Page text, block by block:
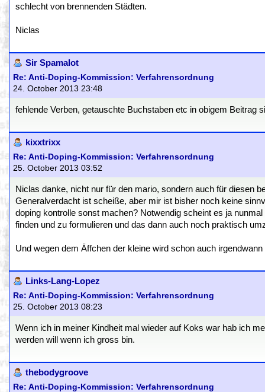
schlecht von brennenden Städten.
Niclas
Sir Spamalot
Re: Anti-Doping-Kommission: Verfahrensordnung
24. October 2013 23:48
fehlende Verben, getauschte Buchstaben etc in obigem Beitrag
kixxtrixx
Re: Anti-Doping-Kommission: Verfahrensordnung
25. October 2013 03:52
Niclas danke, nicht nur für den mario, sondern auch für diesen
Generalverdacht ist scheiße, aber mir ist bisher noch keine
doping kontrolle sonst machen? Notwendig scheint es ja
finden und zu formulieren und das dann auch noch praktisch
Und wegen dem Äffchen der kleine wird schon auch
Links-Lang-Lopez
Re: Anti-Doping-Kommission: Verfahrensordnung
25. October 2013 08:23
Wenn ich in meiner Kindheit mal wieder auf Koks war hab ich
werden will wenn ich gross bin.
thebodygroove
Re: Anti-Doping-Kommission: Verfahrensordnung